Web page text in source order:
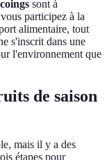
coings sont à
participez à la
alimentaire, tout
s'inscrit dans une
l'environnement que
de saison
mais il y a des
étapes pour